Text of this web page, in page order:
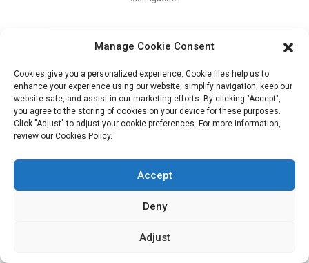
Sacchetto ecologico stand-up
Manage Cookie Consent
Cookies give you a personalized experience. Cookie files help us to
enhance your experience using our website, simplify navigation, keep our
website safe, and assist in our marketing efforts. By clicking "Accept",
you agree to the storing of cookies on your device for these purposes.
Click "Adjust" to adjust your cookie preferences. For more information,
review our Cookies Policy.
Accept
Deny
Adjust